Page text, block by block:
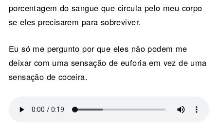
porcentagem do sangue que circula pelo meu corpo
se eles precisarem para sobreviver.
Eu só me pergunto por que eles não podem me
deixar com uma sensação de euforia em vez de uma
sensação de coceira.